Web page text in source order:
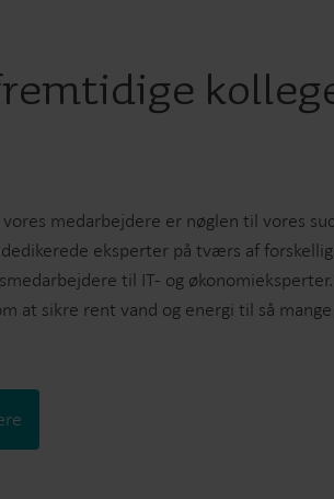
medarbejdere er nøglen til vores
eksperter på tværs af
til IT- og
at sikre rent vand og energi til så